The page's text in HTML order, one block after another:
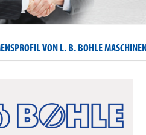
VON L. B. BOHLE